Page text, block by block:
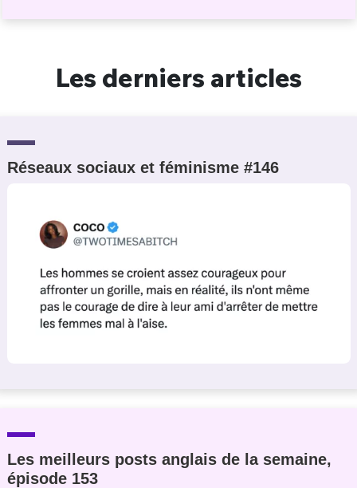
Les derniers articles
Réseaux sociaux et féminisme #146
Les meilleurs posts anglais de la semaine,
épisode 153